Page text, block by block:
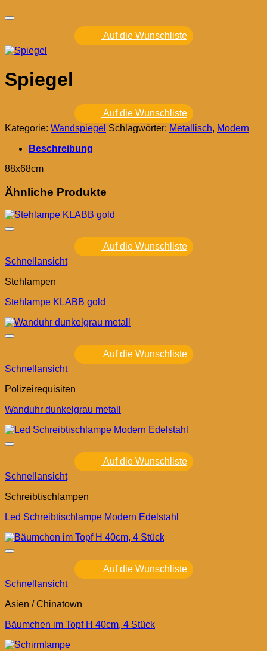
Auf die Wunschliste
Spiegel
Auf die Wunschliste
Kategorie: Wandspiegel Schlagwörter: Metallisch, Modern
Beschreibung
88x68cm
Ähnliche Produkte
Auf die Wunschliste
Schnellansicht
Stehlampen
Stehlampe KLABB gold
Auf die Wunschliste
Schnellansicht
Polizeirequisiten
Wanduhr dunkelgrau metall
Auf die Wunschliste
Schnellansicht
Schreibtischlampen
Led Schreibtischlampe Modern Edelstahl
Auf die Wunschliste
Schnellansicht
Asien / Chinatown
Bäumchen im Topf H 40cm, 4 Stück